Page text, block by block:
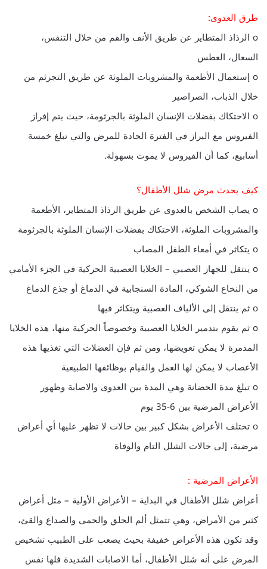
طرق العدوى:
o الرذاذ المتطاير عن طريق الأنف والفم من خلال التنفس،
السعال، العطس
o إستعمال الأطعمة والمشروبات الملوثة عن طريق التجرثم من
خلال الذباب، الصراصير
o الاحتكاك بفضلات الإنسان الملوثة بالجرثومة، حيث يتم إفراز
الفيروس مع البراز في الفترة الحادة للمرض والتي تبلغ خمسة
أسابيع، كما أن الفيروس لا يموت بسهولة.
كيف يحدث مرض شلل الأطفال؟
o يصاب الشخص بالعدوى عن طريق الرذاذ المتطاير، الأطعمة
والمشروبات الملوثة، الاحتكاك بفضلات الإنسان الملوثة بالجرثومة
o يتكاثر في أمعاء الطفل المصاب
o ينتقل للجهاز العصبي – الخلايا العصبية الحركية في الجزء الأمامي
من النخاع الشوكي، المادة السنجابية في الدماغ أو جذع الدماغ
o ثم ينتقل إلى الألياف العصبية ويتكاثر فيها
o ثم يقوم بتدمير الخلايا العصبية وخصوصاً الحركية منها، هذه الخلايا
المدمرة لا يمكن تعويضها، ومن ثم فإن العضلات التي تغذيها هذه
الأعصاب لا يمكن لها العمل والقيام بوظائفها الطبيعية
o تبلغ مدة الحضانة وهي المدة بين العدوى والاصابة وظهور
الأعراض المرضية بين 6-35 يوم
o تختلف الأعراض بشكل كبير بين حالات لا تظهر عليها أي أعراض
مرضية، إلى حالات الشلل التام والوفاة
الأعراض المرضية :
أعراض شلل الأطفال في البداية – الأعراض الأولية – مثل أعراض
كثير من الأمراض، وهي تتمثل ألم الحلق والحمى والصداع والقئ،
وقد تكون هذه الأعراض خفيفة بحيث يصعب على الطبيب تشخيص
المرض على أنه شلل الأطفال، أما الاصابات الشديدة فلها نفس